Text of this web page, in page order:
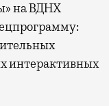
на ВДНХ
интерактивных